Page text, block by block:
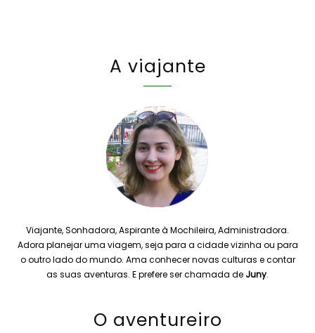
A viajante
Viajante, Sonhadora, Aspirante à Mochileira, Administradora.
Adora planejar uma viagem, seja para a cidade vizinha ou para
o outro lado do mundo. Ama conhecer novas culturas e contar
as suas aventuras. E prefere ser chamada de Juny.
O aventureiro